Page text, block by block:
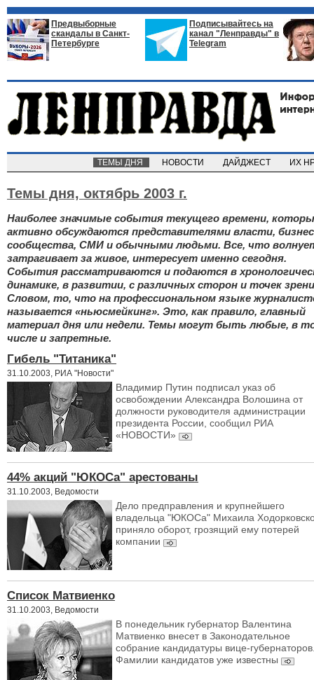
Предвыборные
скандалы в Санкт-
Петербурге
Подписывайтесь на
канал "Ленправды" в
Telegram
ТЕМЫ ДНЯ НОВОСТИ ДАЙДЖЕСТ ИХ
Темы дня, октябрь 2003 г.
Наиболее значимые события текущего времени,
активно обсуждаются представителями власти,
сообщества, СМИ и обычными людьми. Все, что
затрагивает за живое, интересует именно сегодня.
События рассматриваются и подаются в
динамике, в развитии, с различных сторон и точек
Словом, то, что на профессиональном языке
называется «ньюсмейкинг». Это, как правило, главный
материал дня или недели. Темы могут быть любые, в
числе и запретные.
Гибель "Титаника"
31.10.2003, РИА "Новости"
Владимир Путин подписал указ об
освобождении Александра Волошина от
должности руководителя администрации
президента России, сообщил РИА
«НОВОСТИ»
44% акций "ЮКОСа" арестованы
31.10.2003, Ведомости
Дело предправления и крупнейшего
владельца "ЮКОСа" Михаила
приняло оборот, грозящий ему потерей
компании
Список Матвиенко
31.10.2003, Ведомости
В понедельник губернатор Валентина
Матвиенко внесет в Законодательное
собрание кандидатуры вице-
Фамилии кандидатов уже известны